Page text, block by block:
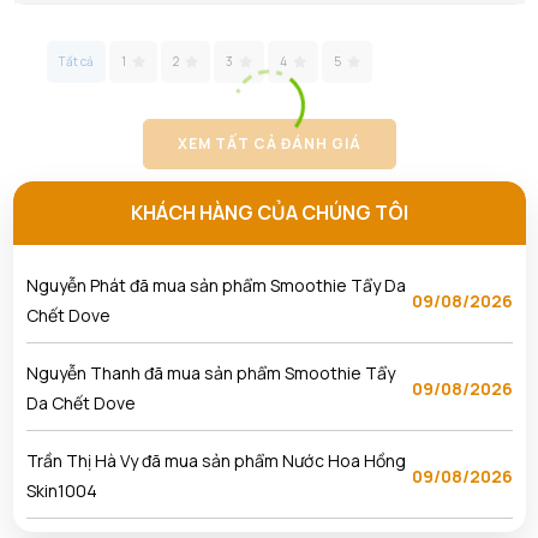
Tất cả 1 2 3 4 5
XEM TẤT CẢ ĐÁNH GIÁ
KHÁCH HÀNG CỦA CHÚNG TÔI
Hồng Skin1004
Huỳnh Trọng Nghĩa đã mua sản phẩm Nước Hoa
Lâm Nguyễn Nhật Hoàng đã mua sản phẩm Tẩy
Nguyễn Phát đã mua sản phẩm Smoothie Tẩy Da
Chết Dove
09/08/2026
Nguyễn Thanh đã mua sản phẩm Smoothie Tẩy
Da Chết Dove
09/08/2026
Trần Thị Hà Vy đã mua sản phẩm Nước Hoa Hồng
Skin1004
09/08/2026